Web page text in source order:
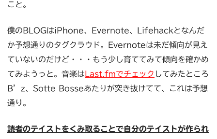
こと。
僕のBLOGはiPhone、Evernote、Lifehackとなんだ
か予想通りのタグクラウド。Evernoteは未だ傾向が見え
ていないのだけど・・・もう少し育ててみて傾向を確かめ
てみようっと。音楽は Last.fmでチェック してみたところ
B’z、Sotte Bosseあたりが突き抜けてて、これは予想
通り。
読者のテイストをくみ取ることで自分のテイストが作られ